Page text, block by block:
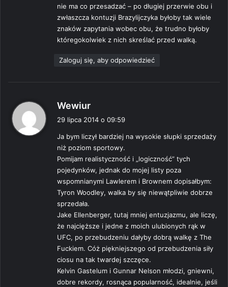
nie ma co przesadzać – po długiej przerwie obu i
zwłaszcza kontuzji Brazylijczyka byłoby tak wiele
znaków zapytania wobec obu, że trudno byłoby
któregokolwiek z nich skreślać przed walką.
Zaloguj się, aby odpowiedzieć
Wewiur
z
e
:
29 lipca 2014 o 09:59
Ja bym liczył bardziej na wysokie słupki sprzedaży
niż poziom sportowy.
Pomijam realistyczność i „logiczność” tych
pojedynków, jednak do mojej listy poza
wspomnianymi Lawlerem i Brownem dopisałbym:
Tyron Woodley, walka by się niewątpliwie dobrze
sprzedała.
Jake Ellenberger, tutaj mniej entuzjazmu, ale liczę,
że najcięższe i jedne z moich ulubionych rąk w
UFC, po przebudzeniu dałyby dobrą walkę z The
Fuckiem. Cóż piękniejszego od przebudzenia siły
ciosu na tak twardej szczęce.
Kelvin Gastelum i Gunnar Nelson młodzi, gniewni,
dobre rekordy, rosnąca popularność, idealnie, jeśli